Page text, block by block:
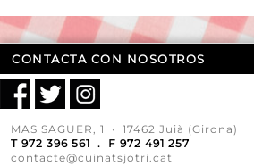
CONTACTA CON NOSOTROS
MAS SAGUER, 1 · 17462 Juià (Girona)
T 972 396 561 . F 972 491 257
contacte@cuinatsjotri.cat